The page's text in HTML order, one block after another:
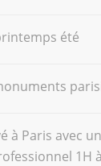
été
à Paris avec un
1H